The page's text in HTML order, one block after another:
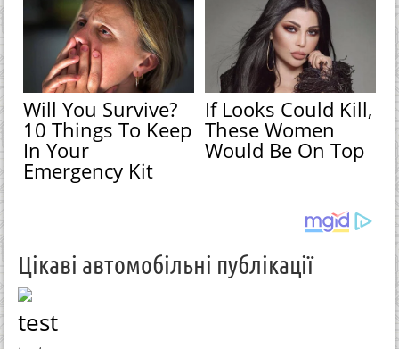
Will You Survive?
10 Things To Keep
In Your
Emergency Kit
If Looks Could Kill,
These Women
Would Be On Top
Цікаві автомобільні публікації
test